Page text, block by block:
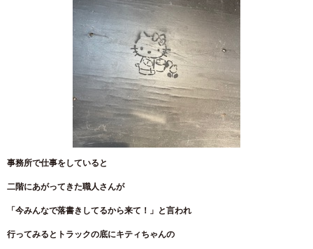
事務所で仕事をしていると
二階にあがってきた職人さんが
「今みんなで落書きしてるから来て！」と言われ
行ってみるとトラックの底にキティちゃんの